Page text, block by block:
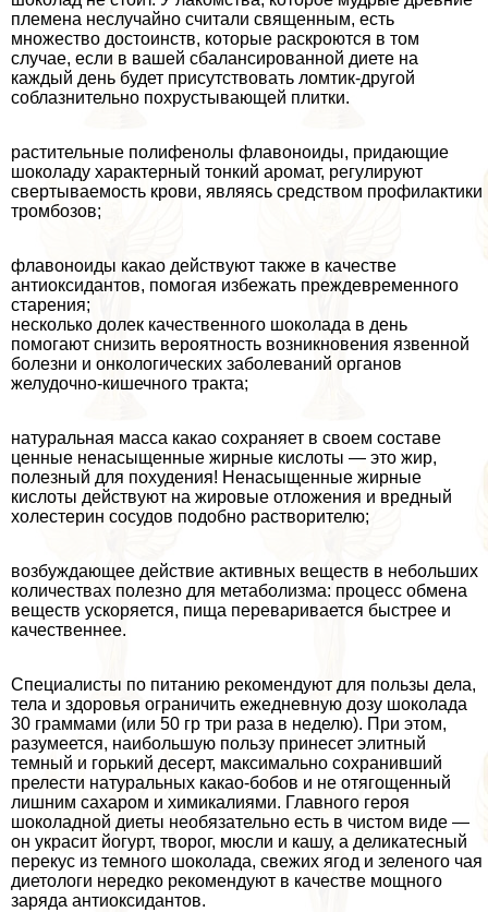
племена неслучайно считали священным, есть
множество достоинств, которые раскроются в том
случае, если в вашей сбалансированной диете на
каждый день будет присутствовать ломтик-другой
coблaзнительно похрустывающей плитки.
растительные полифенолы флавоноиды, придающие
шоколаду хаpaктерный тонкий аромат, регулируют
свертываемость крови, являясь средством профилактики
тромбозов;
флавоноиды какао действуют также в качестве
антиоксидантов, помогая избежать преждевременного
старения;
несколько долек качественного шоколада в день
помогают снизить вероятность возникновения язвенной
болезни и oнкoлoгических заболеваний органов
желудочно-кишечного тpaкта;
натуральная масса какао сохраняет в своем составе
ценные ненасыщенные жирные кислоты — это жир,
полезный для похудения! Ненасыщенные жирные
кислоты действуют на жировые отложения и вредный
холестерин сосудов подобно растворителю;
возбуждающее действие активных веществ в небольших
количествах полезно для метаболизма: процесс обмена
веществ ускоряется, пища переваривается быстрее и
качественнее.
Специалисты по питанию рекомендуют для пользы дела,
тела и здоровья ограничить ежедневную дозу шоколада
30 граммами (или 50 гр три раза в неделю). При этом,
разумеется, наибольшую пользу принесет элитный
темный и горький десерт, максимально сохранивший
прелести натуральных какао-бобов и не отягощенный
лишним сахаром и химикалиями. Главного героя
шоколадной диеты необязательно есть в чистом виде —
он украсит йогурт, творог, мюсли и кашу, а деликатесный
перекус из темного шоколада, свежих ягод и зеленого чая
диетологи нередко рекомендуют в качестве мощного
заряда антиоксидантов.